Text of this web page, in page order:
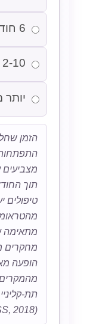
6 חודשים עד 2 שנים
2-10 שנים
יותר מ-10
הזמן
מצביעים
תוך
טיפולים
מתאימה
מחקרים
תת-
(ISTSS, 2018)